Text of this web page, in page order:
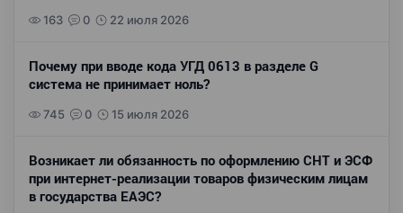
163 0 22 июля 2026
Почему при вводе кода УГД 0613 в разделе G
система не принимает ноль?
745 0 15 июля 2026
Возникает ли обязанность по оформлению СНТ и ЭСФ
при интернет-реализации товаров физическим лицам
в государства ЕАЭС?